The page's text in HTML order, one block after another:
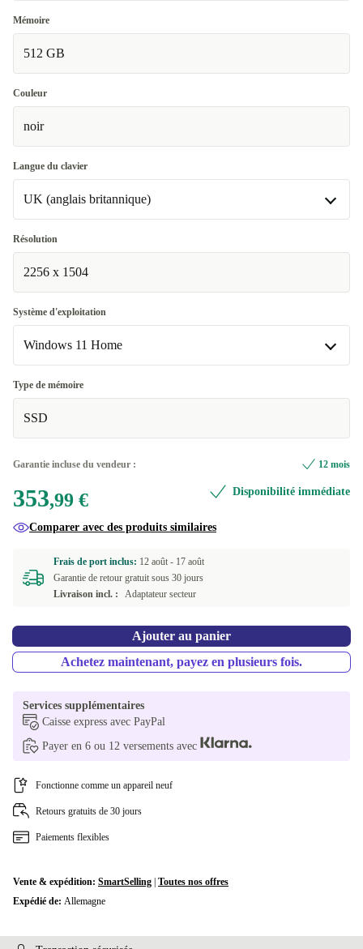
8.0 GB
16.0 GB
Mémoire
512 GB
Couleur
noir
Langue du clavier
UK (anglais britannique)
UK (anglais britannique)
ND (nordique)
Résolution
2256 x 1504
Système d'exploitation
Windows 11 Home
Windows 11 Home
Disponible dans d'autres variantes
Windows 11 Professional
Type de mémoire
SSD
Garantie incluse du vendeur : 12 mois
353,99 € Disponibilité immédiate
Comparer avec des produits similaires
Frais de port inclus: 12 août - 17 août
Garantie de retour gratuit sous 30 jours
Livraison incl. :
Adaptateur secteur
Ajouter au panier
Achetez maintenant, payez en plusieurs fois.
Services supplémentaires
Caisse express avec PayPal
Payer en 6 ou 12 versements avec
Fonctionne comme un appareil neuf
Retours gratuits de 30 jours
Paiements flexibles
Vente & expédition: SmartSelling Toutes nos offres
Expédié de: Allemagne